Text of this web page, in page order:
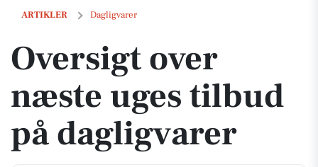
ARTIKLER Dagligvarer
Oversigt over næste uges tilbud på dagligvarer
Oversigt over
næste uges tilbud
på dagligvarer